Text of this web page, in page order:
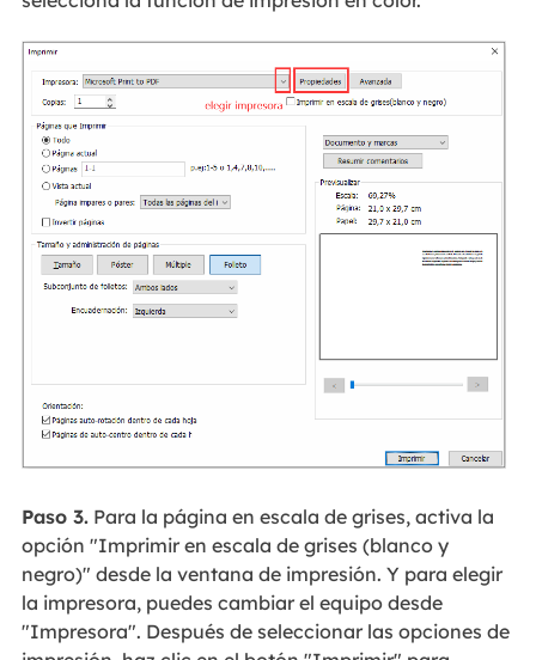
Paso 3.Para la página en escala de grises, activa la
opción "Imprimir en escala de grises (blanco y
negro)" desde la ventana de impresión. Y para elegir
la impresora, puedes cambiar el equipo desde
"Impresora". Después de seleccionar las opciones de